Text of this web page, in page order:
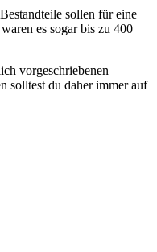
sollen für eine
waren es sogar bis zu 400
vorgeschriebenen
solltest du daher immer auf